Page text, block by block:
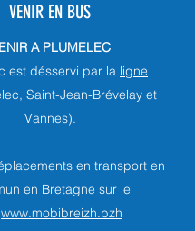
VENIR EN BUS
A PLUMELEC
est désservi par la ligne
Saint-Jean-Brévelay et
Vannes).
en transport en
en Bretagne sur le
www.mobibreizh.bzh